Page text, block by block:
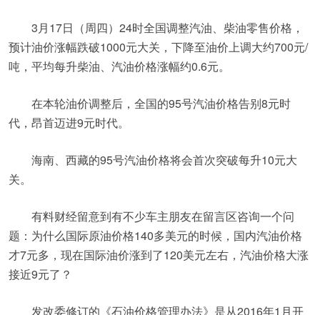
3月17日（周四）24时全国调整汽油、柴油零售价格，
预计油价涨幅跌破1000元大关，下降至油价上调大约700元/
吨，平均每升柴油、汽油价格涨幅约0.6元。
在本轮油价调整后，全国的95号汽油价格告别8元时
代，昂首迈进9元时代。
海南、西藏的95号汽油价格将会首次突破每升10元大
关。
有料财经留意到有不少车主朋友在留言区咨询一个问
题：为什么国际原油价格140多美元的时候，国内汽油价格
才7元多，现在国际油价涨到了120美元左右，汽油价格大涨
接近9元了？
发改委修订的《石油价格管理办法》是从2016年1月开